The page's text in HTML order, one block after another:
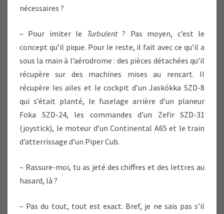
nécessaires ?
– Pour imiter le Turbulent? Pas moyen, c’est le
concept qu’il pique. Pour le reste, il fait avec ce qu’il a
sous la main à l’aérodrome : des pièces détachées qu’il
récupère sur des machines mises au rencart. Il
récupère les ailes et le cockpit d’un Jaskókka SZD-8
qui s’était planté, le fuselage arrière d’un planeur
Foka SZD-24, les commandes d’un Zefir SZD-31
(joystick), le moteur d’un Continental A65 et le train
d’atterrissage d’un Piper Cub.
– Rassure-moi, tu as jeté des chiffres et des lettres au
hasard, là ?
– Pas du tout, tout est exact. Bref, je ne sais pas s’il